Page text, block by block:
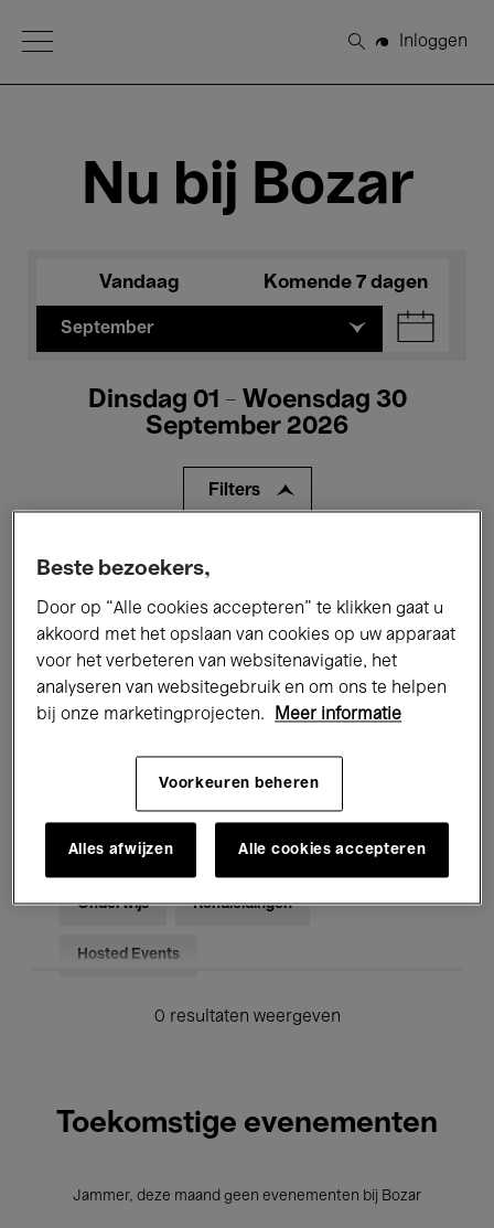
Open Menu
Zoeken
Inloggen
Nu bij Bozar
Vandaag Komende 7 dagen
September
Dinsdag 01 - Woensdag 30
September 2026
Filters
Alle evenementen
Tentoonstellingen Films
Performances Lezingen & Debatten
Jazz Klassieke Muziek Global Music
Voor iedereen Kids’ Palace
Onderwijs Rondleidingen
Hosted Events
0 resultaten weergeven
Toekomstige evenementen
Jammer, deze maand geen evenementen bij Bozar
Beste bezoekers,
Door op “Alle cookies accepteren” te klikken gaat u
akkoord met het opslaan van cookies op uw apparaat
voor het verbeteren van websitenavigatie, het
analyseren van websitegebruik en om ons te helpen
bij onze marketingprojecten.
Meer informatie
Voorkeuren beheren
Alles afwijzen Alle cookies accepteren